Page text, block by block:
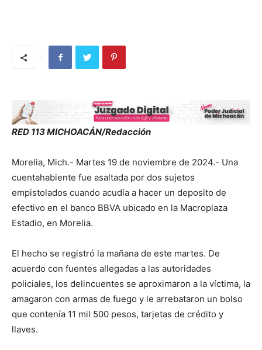
RED 113 MICHOACÁN/Redacción
Morelia, Mich.- Martes 19 de noviembre de 2024.- Una
cuentahabiente fue asaltada por dos sujetos
empistolados cuando acudía a hacer un deposito de
efectivo en el banco BBVA ubicado en la Macroplaza
Estadio, en Morelia.
El hecho se registró la mañana de este martes. De
acuerdo con fuentes allegadas a las autoridades
policiales, los delincuentes se aproximaron a la víctima, la
amagaron con armas de fuego y le arrebataron un bolso
que contenía 11 mil 500 pesos, tarjetas de crédito y
llaves.